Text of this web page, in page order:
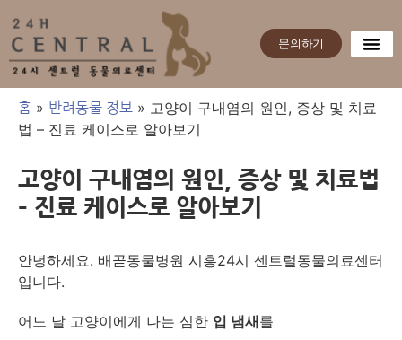
문의하기
홈 » 반려동물 정보 » ​​고양이 구내염의 원인, 증상 및 치료
법 – 진료 케이스로 알아보기
​​고양이 구내염의 원인, 증상 및 치료법
– 진료 케이스로 알아보기
안녕하세요. 배곧동물병원 시흥24시 센트럴동물의료센터
입니다.
어느 날 고양이에게 나는 심한 입 냄새를